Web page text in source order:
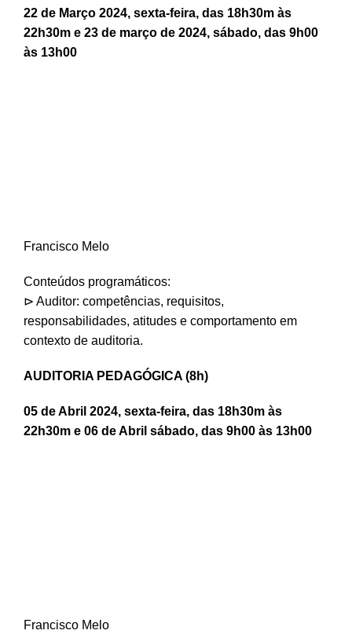
22 de Março 2024, sexta-feira, das 18h30m às
22h30m e 23 de março de 2024, sábado, das 9h00
às 13h00
Francisco Melo
Conteúdos programáticos:
⊳ Auditor: competências, requisitos,
responsabilidades, atitudes e comportamento em
contexto de auditoria.
AUDITORIA PEDAGÓGICA (8h)
05 de Abril 2024, sexta-feira, das 18h30m às
22h30m e 06 de Abril sábado, das 9h00 às 13h00
Francisco Melo